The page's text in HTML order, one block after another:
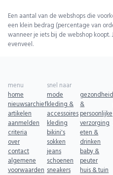
Een aantal van de webshops die
een klein bedrag (percentage van
wanneer je iets bij de webshop koopt.
evenveel.
menu
home
nieuwsarchief
artikelen
aanmelden
criteria
over
contact
algemene
voorwaarden
snel naar
mode
kleding &
accessoires
kleding
bikini's
sokken
jeans
schoenen
sneakers
gezondheid
&
persoonlijke
verzorging
eten &
drinken
baby &
peuter
huis & tuin